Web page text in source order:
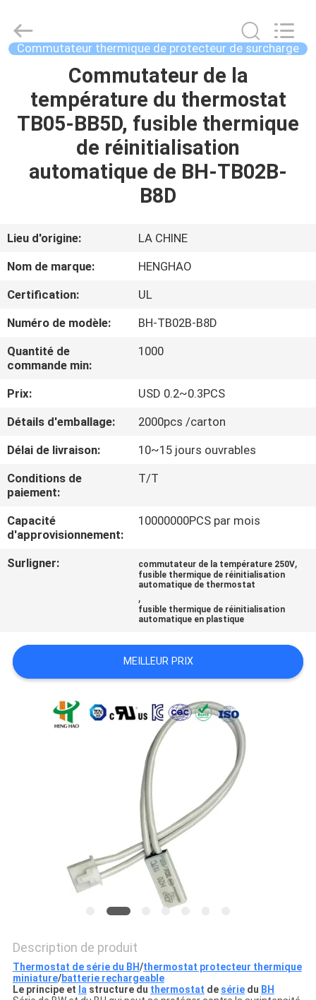
APERÇU
PRODUITS
A
PROPOS
NOUS
VISITE
D'USINE
CONTRÔLE
DE
LA
QUALITÉ
CONTACT
LES
CAS
Hao
Electric
Co.,
Ltd.
Commutateur thermique de protecteur de surcharge
Commutateur de la
température du thermostat
TB05-BB5D, fusible thermique
de réinitialisation
automatique de BH-TB02B-
B8D
Lieu d'origine:
LA CHINE
Nom de marque:
HENGHAO
Certification:
UL
Numéro de modèle:
BH-TB02B-B8D
Quantité de
commande min:
1000
Prix:
USD 0.2~0.3PCS
Détails d'emballage:
2000pcs /carton
Délai de livraison:
10~15 jours ouvrables
Conditions de
paiement:
T/T
Capacité
d'approvisionnement:
10000000PCS par mois
Surligner: commutateur de la température 250V,
fusible thermique de réinitialisation
automatique de thermostat
,
fusible thermique de réinitialisation
automatique en plastique
MEILLEUR PRIX
Description de produit
Thermostat de série du BH/thermostat protecteur thermique
miniature/batterie rechargeable
Le principe et lastructure du thermostat de sériedu BH